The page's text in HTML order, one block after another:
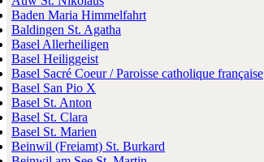
Baden Maria Himmelfahrt
Baldingen St. Agatha
Basel Allerheiligen
Basel Heiliggeist
Basel Sacré Coeur / Paroisse catholique française
Basel San Pio X
Basel St. Anton
Basel St. Clara
Basel St. Marien
Beinwil (Freiamt) St. Burkard